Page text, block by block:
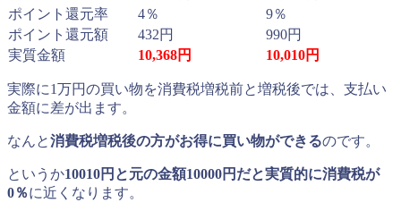
ポイント還元率
4％
9％
ポイント還元額
432円
990円
実質金額
10,368円 10,010円
実際に1万円の買い物を消費税増税前と増税後では、支払い
金額に差が出ます。
なんと消費税増税後の方がお得に買い物ができるのです。
というか10010円と元の金額10000円だと実質的に消費税が
0％に近くなります。